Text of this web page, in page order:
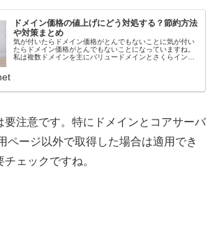
ドメイン価格の値上げにどう対処する？節約方法
や対策まとめ
気が付いたらドメイン価格がとんでもないことに気が付い
たらドメイン価格がとんでもないことになっていますね。
私は複数ドメインを主にバリュードメインとさくらインタ
要注意です。特にドメインとコアサーバ
ページ以外で取得した場合は適用でき
ェックですね。